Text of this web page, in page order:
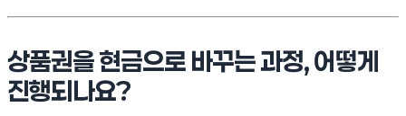
상품권을 현금으로 바꾸는 과정, 어떻게
진행되나요?